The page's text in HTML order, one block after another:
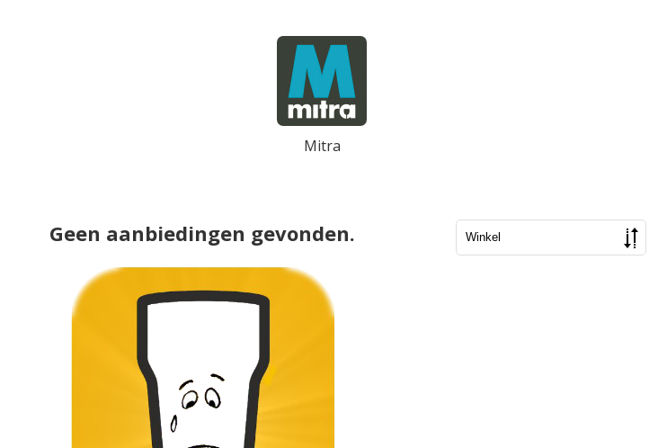
Mitra
Geen aanbiedingen gevonden.